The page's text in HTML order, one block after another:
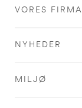
VORES FIRMA
NYHEDER
MILJØ